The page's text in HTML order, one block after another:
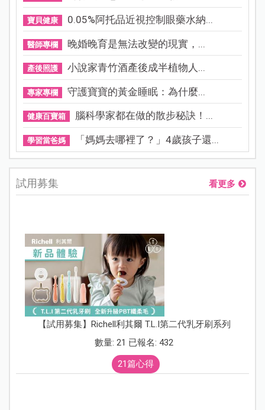
寶貝健康 0.05%阿托品近視控制眼藥水納...
醫師專欄 晚婚晚育是無法改變的現實，...
產後照護 小說家青竹酒產後成半植物人...
專家專欄 守護寶寶的黃金睡眠：為什麼...
健康百寶箱 腦科學家都在做的散步秘訣！...
學習當爸媽 「媽媽去哪裡了？」4歲孩子還...
試用募集 看更多
【試用募集】Richell利其爾 T.L.I第二代乳牙刷系列
數量: 21 已報名: 432
21篇心得